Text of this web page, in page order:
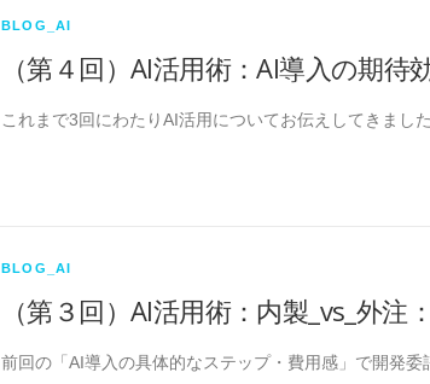
BLOG_AI
（第４回）AI活用術：AI導入の期
これまで3回にわたりAI活用についてお伝えしてきまし
BLOG_AI
（第３回）AI活用術：内製_vs_外
前回の「AI導入の具体的なステップ・費用感」で開発委